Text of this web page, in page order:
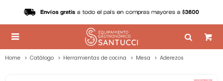

Home Catálogo Herramientas de cocina Mesa Aderezos